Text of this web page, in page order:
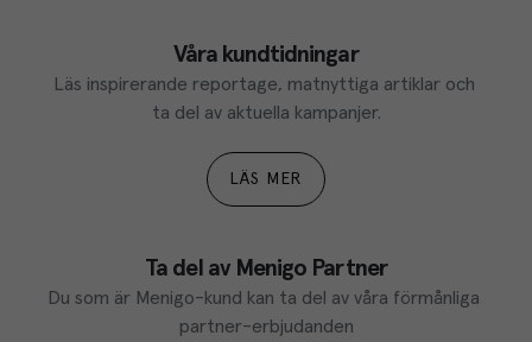
Våra kundtidningar
Läs inspirerande reportage, matnyttiga artiklar och
ta del av aktuella kampanjer.
LÄS MER
Ta del av Menigo Partner
Du som är Menigo-kund kan ta del av våra förmånliga
partner-erbjudanden